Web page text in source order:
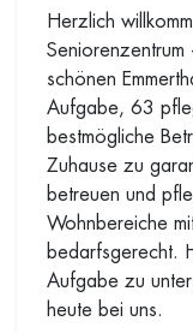
Herzlich
Seniorenzentrum
schönen
Aufgabe, 63
bestmögliche
Zuhause zu
betreuen und
Wohnbereiche
bedarfsgerecht.
Aufgabe zu
heute bei uns.